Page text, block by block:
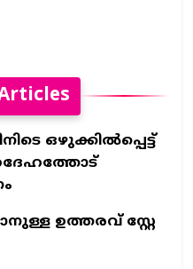
ഒഴുക്കില്‍പ്പെട്ട്
ഉത്തരവ് സ്റ്റേ